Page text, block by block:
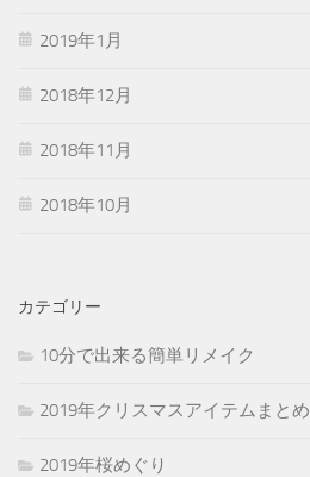
2019年1月
2018年12月
2018年11月
2018年10月
カテゴリー
10分で出来る簡単リメイク
2019年クリスマスアイテムまとめ
2019年桜めぐり